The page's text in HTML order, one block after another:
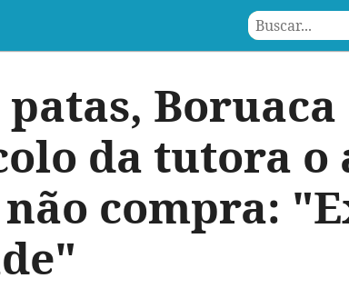
Boruaca
da tutora o
compra: